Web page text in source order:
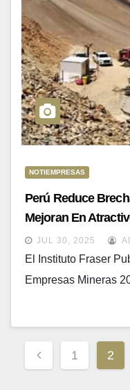
NOTIEMPRESAS
Perú Reduce
Mejoran En
Según Fraser
JUL 30, 2025
El Instituto Fraser
Empresas Mineras
Paginación
De
1 2